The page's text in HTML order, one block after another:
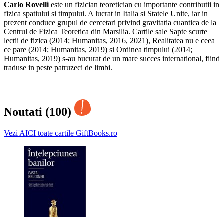
Carlo Rovelli este un fizician teoretician cu importante contributii in
fizica spatiului si timpului. A lucrat in Italia si Statele Unite, iar in
prezent conduce grupul de cercetari privind gravitatia cuantica de la
Centrul de Fizica Teoretica din Marsilia. Cartile sale Sapte scurte
lectii de fizica (2014; Humanitas, 2016, 2021), Realitatea nu e ceea
ce pare (2014; Humanitas, 2019) si Ordinea timpului (2014;
Humanitas, 2019) s‑au bucurat de un mare succes international, fiind
traduse in peste patruzeci de limbi.
Noutati (100)
Vezi AICI toate cartile GiftBooks.ro